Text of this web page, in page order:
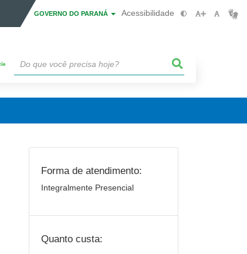
GOVERNO DO PARANÁ Acessibilidade
Forma de atendimento:
Integralmente Presencial
Quanto custa: